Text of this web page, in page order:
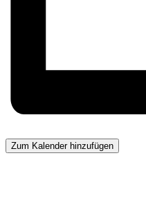
Zum Kalender hinzufügen